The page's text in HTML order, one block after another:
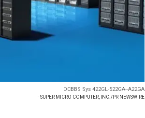
DCBBS Sys 422GL-522GA--A22GA
- SUPER MICRO COMPUTER, INC./PR NEWSWIRE